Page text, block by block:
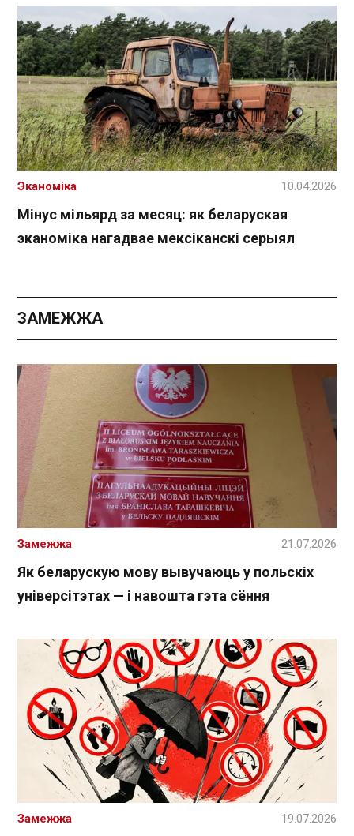
Мінус мільярд за месяц: як беларуская
эканоміка нагадвае мексіканскі серыял
Эканоміка 10.04.2026
ЗАМЕЖЖА
Як беларускую мову вывучаюць у польскіх
універсітэтах — і навошта гэта сёння
Замежжа 21.07.2026
Замежжа 19.07.2026